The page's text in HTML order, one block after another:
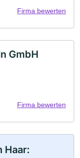
Firma bewerten
GmbH
Firma bewerten
Haar: